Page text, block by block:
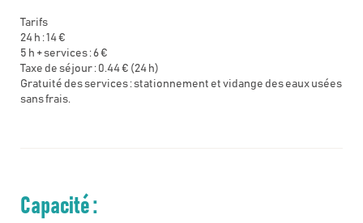
Tarifs
24 h : 14 €
5 h + services : 6 €
Taxe de séjour : 0.44 € (24 h)
Gratuité des services : stationnement et vidange des eaux usées
sans frais.
Capacité :